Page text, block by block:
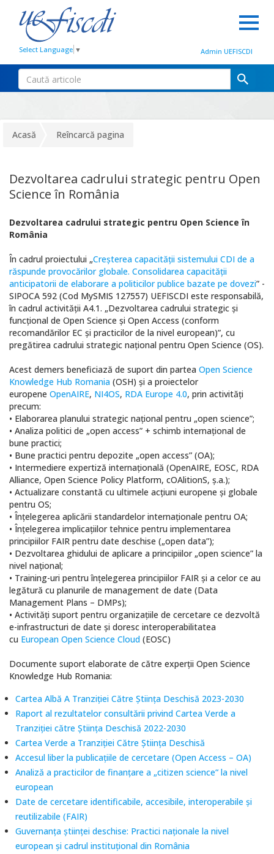
Select Language ▼ Admin UEFISCDI
Acasă Reîncarcă pagina
Dezvoltarea cadrului strategic pentru Open
Science în România
Dezvoltarea cadrului strategic pentru Open Science în
România
În cadrul proiectului „Creșterea capacității sistemului CDI de a
răspunde provocărilor globale. Consolidarea capacității
anticipatorii de elaborare a politicilor publice bazate pe dovezi” -
SIPOCA 592 (Cod MySMIS 127557) UEFISCDI este responsabilă,
în cadrul activității A4.1. „Dezvoltarea cadrului strategic și
funcțional de Open Science și Open Access (conform
recomandărilor EC și practicilor de la nivel european)”, cu
pregătirea cadrului strategic național pentru Open Science (OS).
Acest demers beneficiază de suport din partea Open Science
Knowledge Hub Romania (OSH) și a proiectelor
europene OpenAIRE, NI4OS, RDA Europe 4.0, prin activități
precum:
• Elaborarea planului strategic național pentru „open science”;
• Analiza politici de „open access” + schimb internațional de
bune practici;
• Bune practici pentru depozite „open access” (OA);
• Intermediere expertiză internațională (OpenAIRE, EOSC, RDA
Alliance, Open Science Policy Platform, cOAlitionS, ș.a.);
• Actualizare constantă cu ultimele acțiuni europene și globale
pentru OS;
• Înțelegerea aplicării standardelor internaționale pentru OA;
• Înțelegerea implicațiilor tehnice pentru implementarea
principiilor FAIR pentru date deschise („open data”);
• Dezvoltarea ghidului de aplicare a principiilor „open science” la
nivel național;
• Training-uri pentru înțelegerea principiilor FAIR și a celor ce au
legătură cu planurile de management de date (Data
Management Plans – DMPs);
• Activități suport pentru organizațiile de cercetare ce dezvoltă
e-infrastructuri de date și doresc interoperabilitatea
cu European Open Science Cloud (EOSC)
Documente suport elaborate de către experții Open Science
Knowledge Hub Romania:
Cartea Albă A Tranziției Către Știința Deschisă 2023-2030
Raport al rezultatelor consultării privind Cartea Verde a
Tranziției către Știința Deschisă 2022-2030
Cartea Verde a Tranziției Către Știința Deschisă
Accesul liber la publicațiile de cercetare (Open Access – OA)
Analiză a practicilor de finanțare a „citizen science“ la nivel
european
Date de cercetare identificabile, accesibile, interoperabile și
reutilizabile (FAIR)
Guvernanța științei deschise: Practici naționale la nivel
european și cadrul instituțional din România